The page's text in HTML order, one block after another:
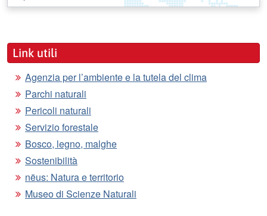
Link utili
Agenzia per l’ambiente e la tutela del clima
Parchi naturali
Pericoli naturali
Servizio forestale
Bosco, legno, malghe
Sostenibilità
nëus: Natura e territorio
Museo di Scienze Naturali